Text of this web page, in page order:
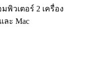
พิวเตอร์ 2 เครื่อง
ละ Mac